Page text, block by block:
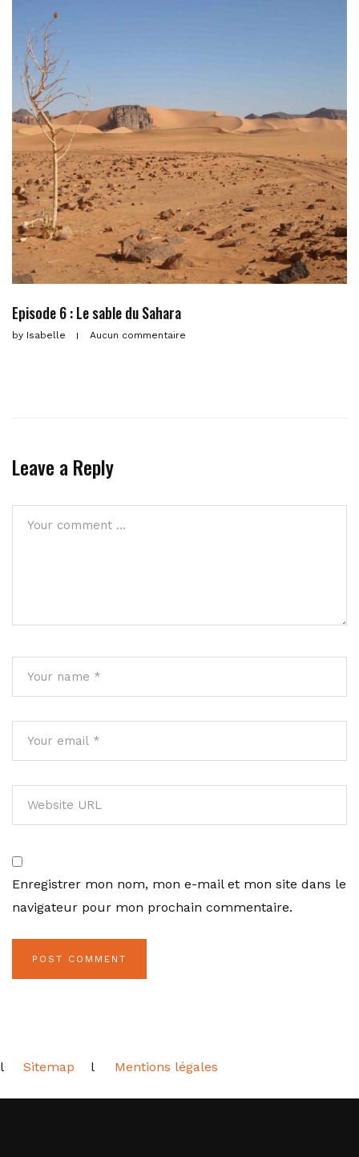
Episode 6 : Le sable du Sahara
by Isabelle Aucun commentaire
Leave a Reply
Enregistrer mon nom, mon e-mail et mon site dans le
navigateur pour mon prochain commentaire.
l Sitemap l Mentions légales